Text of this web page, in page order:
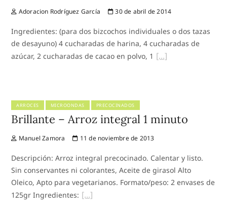
Adoracion Rodríguez García 30 de abril de 2014
Ingredientes: (para dos bizcochos individuales o dos tazas
de desayuno) 4 cucharadas de harina, 4 cucharadas de
azúcar, 2 cucharadas de cacao en polvo, 1
ARROCES MICROONDAS PRECOCINADOS
Brillante – Arroz integral 1 minuto
Manuel Zamora 11 de noviembre de 2013
Descripción: Arroz integral precocinado. Calentar y listo.
Sin conservantes ni colorantes, Aceite de girasol Alto
Oleico, Apto para vegetarianos. Formato/peso: 2 envases de
125gr Ingredientes: